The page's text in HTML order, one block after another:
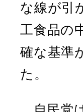
な線が引
工食品の
確な基準
た。